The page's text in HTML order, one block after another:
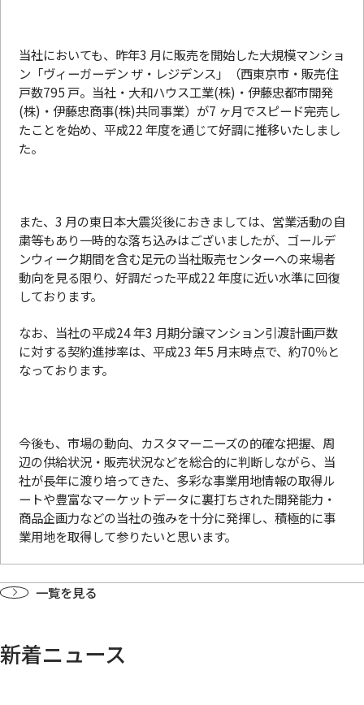
当社においても、昨年3 月に販売を開始した大規模マンショ
ン「ヴィーガーデン ザ・レジデンス」（西東京市・販売住
戸数795 戸。当社・大和ハウス工業(株)・伊藤忠都市開発
(株)・伊藤忠商事(株)共同事業）が7 ヶ月でスピード完売し
たことを始め、平成22 年度を通じて好調に推移いたしまし
た。
また、3 月の東日本大震災後におきましては、営業活動の自
粛等もあり一時的な落ち込みはございましたが、ゴールデ
ンウィーク期間を含む足元の当社販売センターへの来場者
動向を見る限り、好調だった平成22 年度に近い水準に回復
しております。
なお、当社の平成24 年3 月期分譲マンション引渡計画戸数
に対する契約進捗率は、平成23 年5 月末時点で、約70％と
なっております。
今後も、市場の動向、カスタマーニーズの的確な把握、周
辺の供給状況・販売状況などを総合的に判断しながら、当
社が長年に渡り培ってきた、多彩な事業用地情報の取得ル
ートや豊富なマーケットデータに裏打ちされた開発能力・
商品企画力などの当社の強みを十分に発揮し、積極的に事
業用地を取得して参りたいと思います。
一覧を見る
新着ニュース